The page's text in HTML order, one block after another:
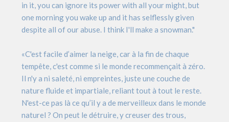
in it, you can ignore its power with all your might, but
one morning you wake up and it has selflessly given
despite all of our abuse. I think I'll make a snowman."
«C'est facile d’aimer la neige, car à la fin de chaque
tempête, c'est comme si le monde recommençait à zéro.
Il n'y a ni saleté, ni empreintes, juste une couche de
nature fluide et impartiale, reliant tout à tout le reste.
N'est-ce pas là ce qu’il y a de merveilleux dans le monde
naturel ? On peut le détruire, y creuser des trous,